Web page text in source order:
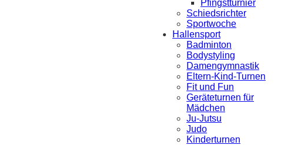
Pfingstturnier
Schiedsrichter
Sportwoche
Hallensport
Badminton
Bodystyling
Damengymnastik
Eltern-Kind-Turnen
Fit und Fun
Geräteturnen für
Mädchen
Ju-Jutsu
Judo
Kinderturnen